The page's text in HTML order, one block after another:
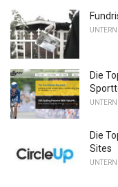
Die
Die
Sites